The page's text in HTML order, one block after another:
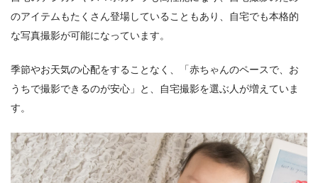
のアイテムもたくさん登場していることもあり、自宅でも本格的
な写真撮影が可能になっています。
季節やお天気の心配をすることなく、「赤ちゃんのペースで、お
うちで撮影できるのが安心」と、自宅撮影を選ぶ人が増えていま
す。